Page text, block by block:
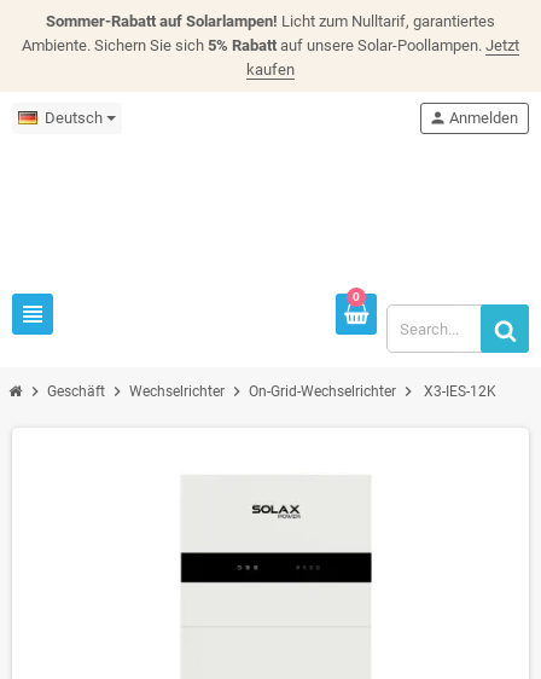
Sommer-Rabatt auf Solarlampen! Licht zum Nulltarif, garantiertes
Ambiente. Sichern Sie sich 5% Rabatt auf unsere Solar-Poollampen. Jetzt
kaufen
Deutsch
view_headline
person Anmelden
0
chevron_right Geschäft chevron_right Wechselrichter chevron_right On-Grid-Wechselrichter chevron_right X3-IES-12K